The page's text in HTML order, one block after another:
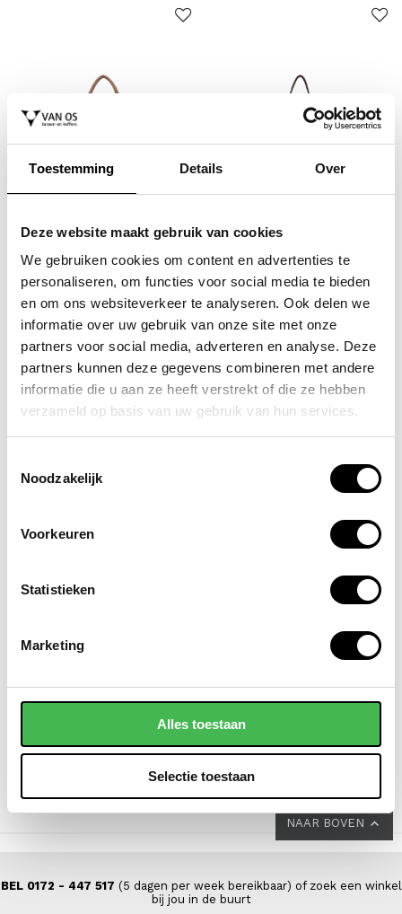
Toestemming Details Over
Deze website maakt gebruik van cookies
We gebruiken cookies om content en advertenties te
personaliseren, om functies voor social media te bieden
en om ons websiteverkeer te analyseren. Ook delen we
informatie over uw gebruik van onze site met onze
partners voor social media, adverteren en analyse. Deze
partners kunnen deze gegevens combineren met andere
informatie die u aan ze heeft verstrekt of die ze hebben
verzameld op basis van uw gebruik van hun services.
Noodzakelijk
Voorkeuren
Statistieken
Marketing
Alles toestaan
Selectie toestaan
grote schoudertas /
handtas dames birina
49,95
handtas / schouder tas
dames laren
44,95
POPULAIRE EN BEST VERKOCHT
koffer / trolley /
(medium) s'cure
VOOR 149,00
laptoprugzak /
15.6 inch william
NAAR BOVEN
BEL 0172 - 447 517 (5 dagen per week bereikbaar) of zoek een winkel
bij jou in de buurt